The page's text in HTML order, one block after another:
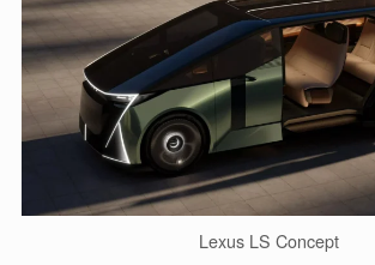
Lexus LS Concept